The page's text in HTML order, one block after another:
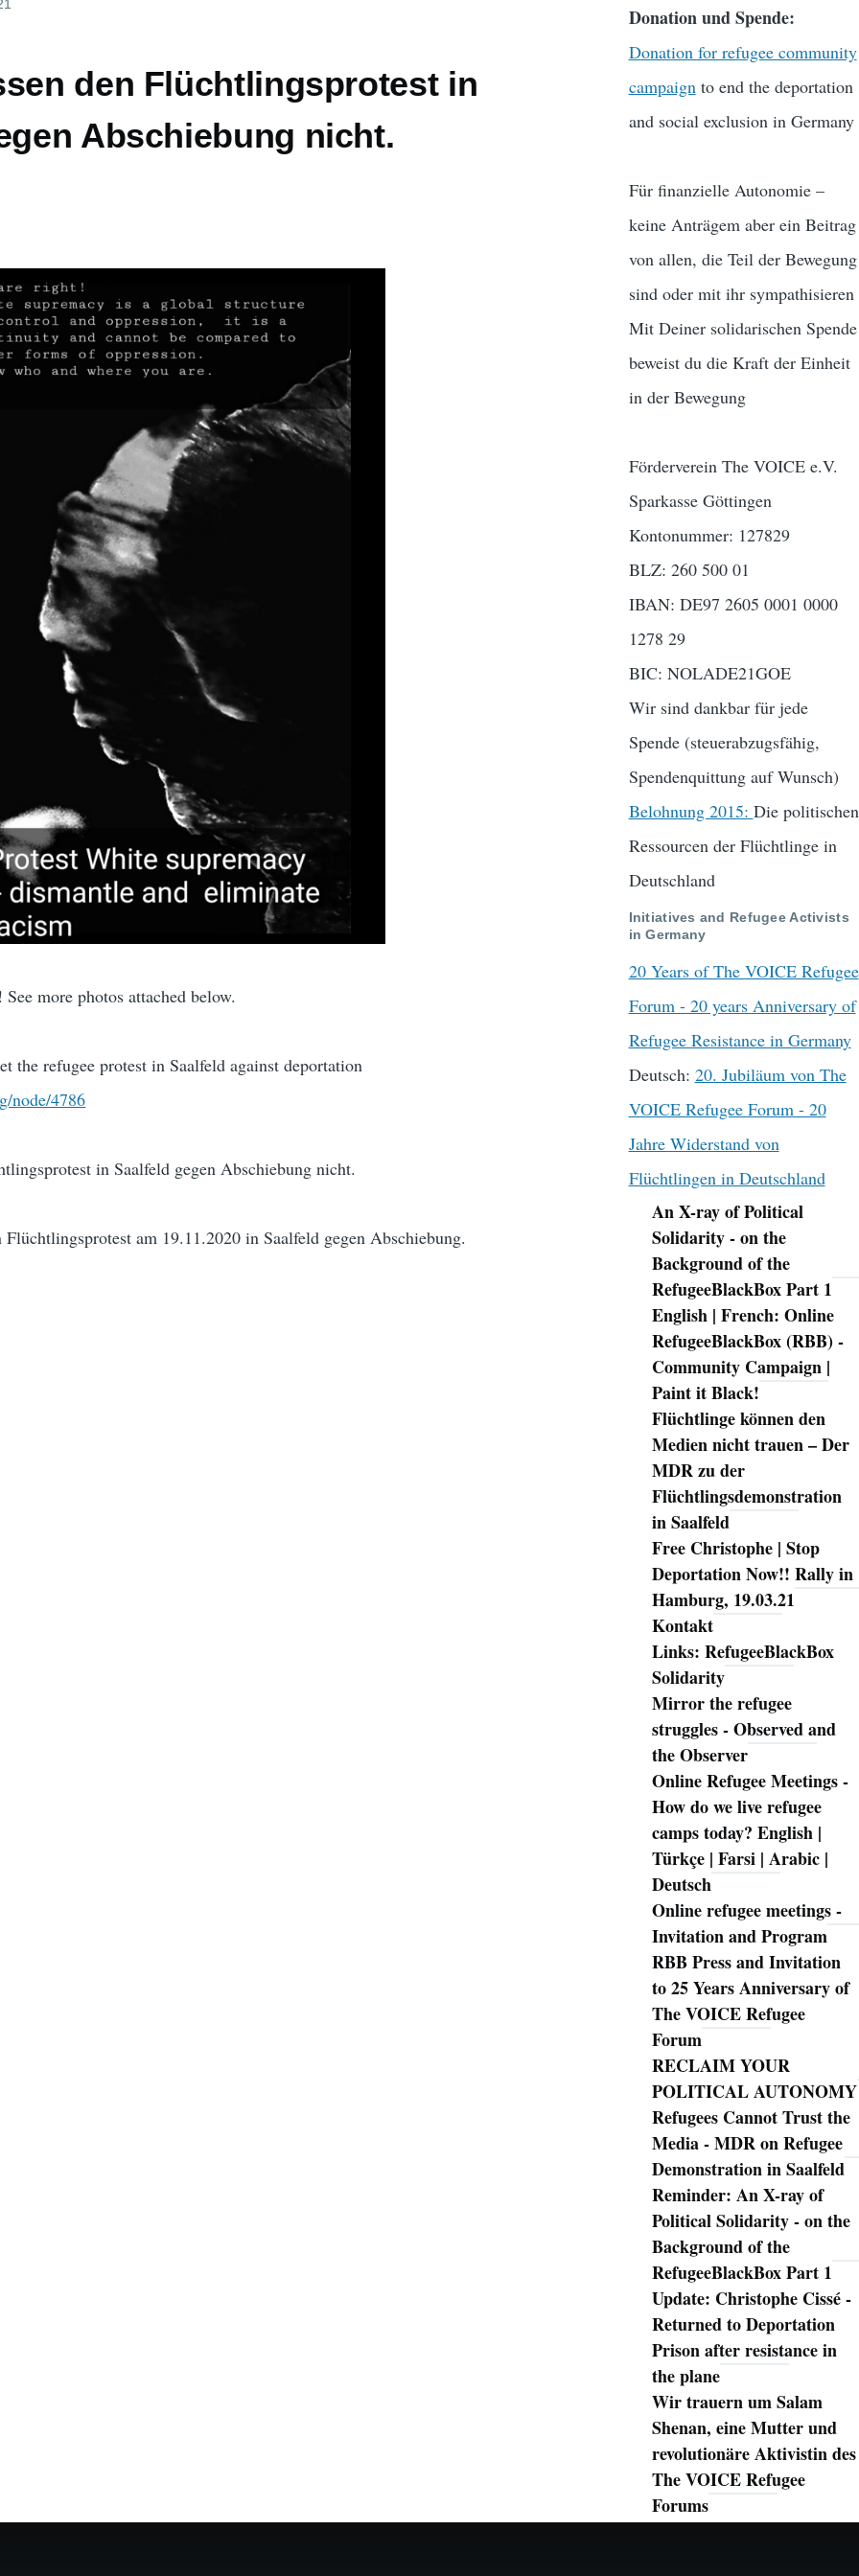
den Flüchtlingsprotest in
Abschiebung nicht.
more photos attached below.
the refugee protest in Saalfeld against deportation
node/4786
in Saalfeld gegen Abschiebung nicht.
am 19.11.2020 in Saalfeld gegen Abschiebung.
Donation und Spende:
Donation for refugee community
campaignto end the deportation
and social exclusion in Germany
Für finanzielle Autonomie –
keine Anträgem aber ein Beitrag
von allen, die Teil der Bewegung
sind oder mit ihr sympathisieren
Mit Deiner solidarischen Spende
beweist du die Kraft der Einheit
in der Bewegung
Förderverein The VOICE e.V.
Sparkasse Göttingen
Kontonummer: 127829
BLZ: 260 500 01
IBAN: DE97 2605 0001 0000
1278 29
BIC: NOLADE21GOE
Wir sind dankbar für jede
Spende (steuerabzugsfähig,
Spendenquittung auf Wunsch)
Belohnung 2015: Die politischen
Ressourcen der Flüchtlinge in
Deutschland
Initiatives and Refugee Activists
in Germany
20 Years of The VOICE Refugee
Forum - 20 years Anniversary of
Refugee Resistance in Germany
Deutsch: 20. Jubiläum von The
VOICE Refugee Forum - 20
Jahre Widerstand von
Flüchtlingen in Deutschland
Navigation
An X-ray of Political
Solidarity - on the
Background of the
RefugeeBlackBox Part 1
English | French: Online
RefugeeBlackBox (RBB) -
Community Campaign |
Paint it Black!
Flüchtlinge können den
Medien nicht trauen – Der
MDR zu der
Flüchtlingsdemonstration
in Saalfeld
Free Christophe | Stop
Deportation Now!! Rally in
Hamburg, 19.03.21
Kontakt
Links: RefugeeBlackBox
Solidarity
Mirror the refugee
struggles - Observed and
the Observer
Online Refugee Meetings -
How do we live refugee
camps today? English |
Türkçe | Farsi | Arabic |
Deutsch
Online refugee meetings -
Invitation and Program
RBB Press and Invitation
to 25 Years Anniversary of
The VOICE Refugee
Forum
RECLAIM YOUR
POLITICAL AUTONOMY
Refugees Cannot Trust the
Media - MDR on Refugee
Demonstration in Saalfeld
Reminder: An X-ray of
Political Solidarity - on the
Background of the
RefugeeBlackBox Part 1
Update: Christophe Cissé -
Returned to Deportation
Prison after resistance in
the plane
Wir trauern um Salam
Shenan, eine Mutter und
revolutionäre Aktivistin des
The VOICE Refugee
Forums